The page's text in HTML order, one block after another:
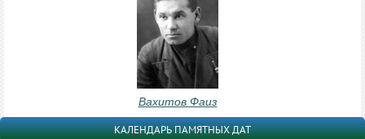
Вахитов Фаиз
КАЛЕНДАРЬ ПАМЯТНЫХ ДАТ